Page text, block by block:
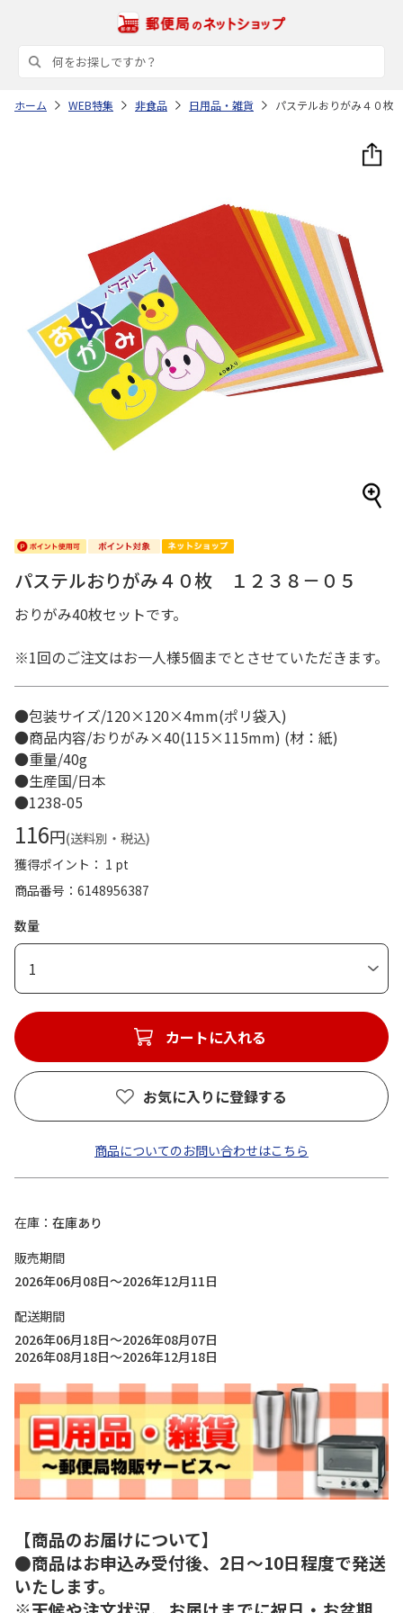
ホーム WEB特集 非食品 日用品・雑貨 パステルおりがみ４０
パステルおりがみ４０枚 １２３８－０５
おりがみ40枚セットです。
※1回のご注文はお一人様5個までとさせていただきます。
●包装サイズ/120×120×4mm(ポリ袋入)
●商品内容/おりがみ×40(115×115mm) (材：紙)
●重量/40g
●生産国/日本
●1238-05
116円(送料別・税込)
獲得ポイント： 1 pt
商品番号
6148956387
数量
1
カートに入れる
お気に入りに登録する
商品についてのお問い合わせはこちら
在庫
在庫あり
販売期間
2026年06月08日～2026年12月11日
配送期間
2026年06月18日～2026年08月07日
2026年08月18日～2026年12月18日
【商品のお届けについて】
●商品はお申込み受付後、2日～10日程度で発送
いたします。